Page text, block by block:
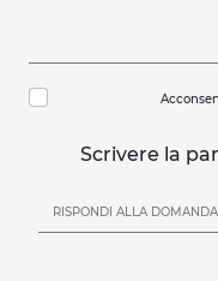
Scrivere la